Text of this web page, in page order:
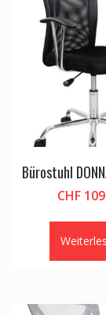
Bürostuhl
CHF